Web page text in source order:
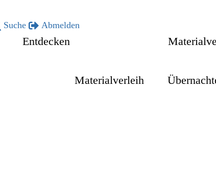
Suche Abmelden
Entdecken
Materialverleih